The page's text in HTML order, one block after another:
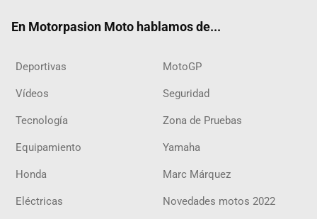
En Motorpasion Moto hablamos de...
Deportivas MotoGP
Vídeos Seguridad
Tecnología Zona de Pruebas
Equipamiento Yamaha
Honda Marc Márquez
Eléctricas Novedades motos 2022